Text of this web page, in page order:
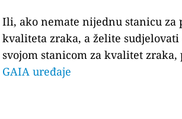
Ili, ako nemate nijednu stanicu za
kvaliteta zraka, a želite
svojom stanicom za kvalitet zraka,
GAIA uređaje